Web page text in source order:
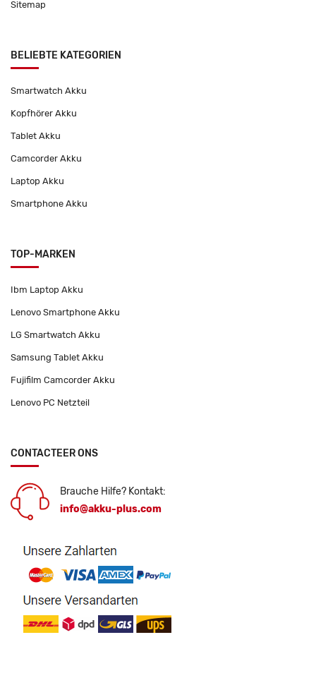
Sitemap
BELIEBTE KATEGORIEN
Smartwatch Akku
Kopfhörer Akku
Tablet Akku
Camcorder Akku
Laptop Akku
Smartphone Akku
TOP-MARKEN
Ibm Laptop Akku
Lenovo Smartphone Akku
LG Smartwatch Akku
Samsung Tablet Akku
Fujifilm Camcorder Akku
Lenovo PC Netzteil
CONTACTEER ONS
Brauche Hilfe? Kontakt:
info@akku-plus.com